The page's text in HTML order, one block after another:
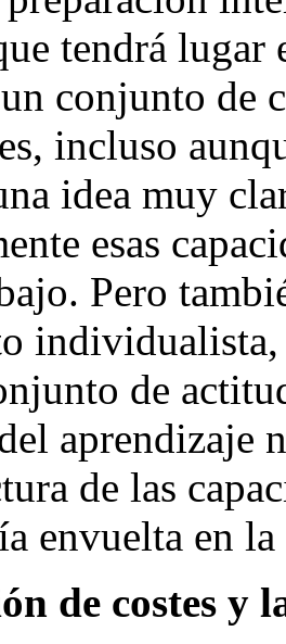
tendrá lugar
conjunto de
incluso
idea muy
esas
Pero
de
aprendizaje
de las
envuelta en
de costes y